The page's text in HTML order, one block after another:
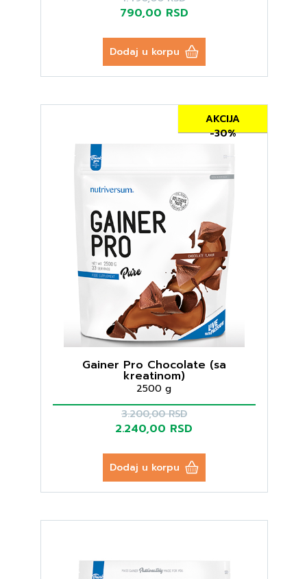
790,00 RSD
Dodaj u korpu
AKCIJA
-30%
Gainer Pro Chocolate (sa
kreatinom)
2500 g
3.200,00 RSD
2.240,00 RSD
Dodaj u korpu